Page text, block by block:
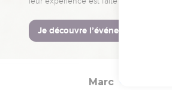
Car chacun
50 Le sel est bon
vous-mêmes, et
Marc